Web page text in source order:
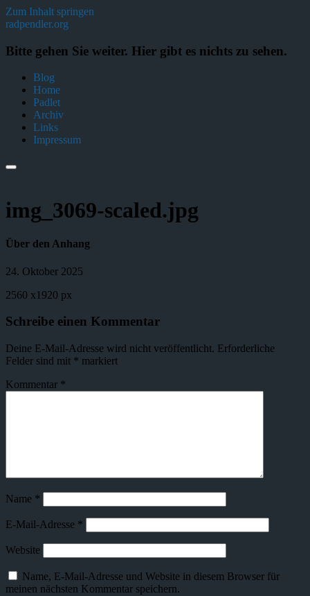
Zum Inhalt springen
radpendler.org
Bitte gehen Sie weiter. Hier gibt es nichts zu sehen.
Blog
Home
Padlet
Archiv
Links
Impressum
img_3069-scaled.jpg
Über den Anhang
24. Oktober 2025
2560 x1920 px
Schreibe einen Kommentar
Deine E-Mail-Adresse wird nicht veröffentlicht. Erforderliche
Felder sind mit * markiert
Kommentar *
Name *
E-Mail-Adresse *
Website
Name, E-Mail-Adresse und Website in diesem Browser für
meinen nächsten Kommentar speichern.